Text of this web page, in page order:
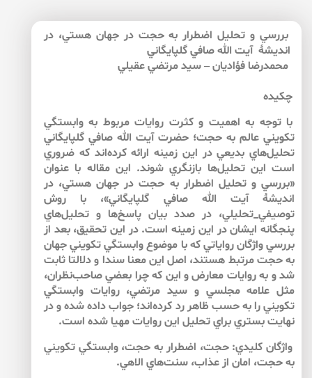
بررسي و تحليل اضطرار به حجت در جهان هستي، در
انديشۀ آيت الله صافي گلپايگاني
محمدرضا فؤاديان – سيد مرتضي عقيلي
چكيده
با توجه به اهميت و كثرت روايات مربوط به وابستگي
تكويني عالم به حجت؛ حضرت آيت الله صافي گلپايگاني
تحليل‌هاي بديعي در اين زمينه ارائه كرده‌اند كه ضروري
است اين تحليل‌ها بازنگري شوند. اين مقاله با عنوان
«بررسي و تحليل اضطرار به حجت در جهان هستي، در
انديشۀ آيت الله صافي گلپايگاني»، با روش
توصيفي_تحليلي، در صدد بيان پاسخ‌ها و تحليل‌هاي
پنجگانه ايشان در اين زمينه است. در اين تحقيق، بعد از
بررسي واژگان رواياتي كه با موضوع وابستگي تكويني جهان
به حجت مرتبط هستند، اصل اين معنا سندا و دلالتا ثابت
شد و به روايات معارض و اين كه چرا بعضي صاحب‌نظران،
مثل علامه مجلسي و سيد مرتضي، روايات وابستگي
تكويني را به حسب ظاهر رد كرده‌اند؛ جواب داده شده و در
نهايت بستري براي تحليل اين روايات مهيا شده است.
واژگان كليدي: حجت، اضطرار به حجت، وابستگي تكويني
به حجت، امان از عذاب، سنت‌هاي الاهي.